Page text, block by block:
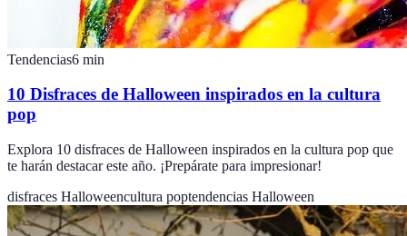
Tendencias6 min
10 Disfraces de Halloween inspirados en la cultura
pop
Explora 10 disfraces de Halloween inspirados en la cultura pop que
te harán destacar este año. ¡Prepárate para impresionar!
disfraces Halloweencultura poptendencias Halloween